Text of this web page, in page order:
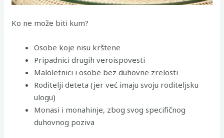
Ko ne može biti kum?
Osobe koje nisu krštene
Pripadnici drugih veroispovesti
Maloletnici i osobe bez duhovne zrelosti
Roditelji deteta (jer već imaju svoju roditeljsku
ulogu)
Monasi i monahinje, zbog svog specifičnog
duhovnog poziva